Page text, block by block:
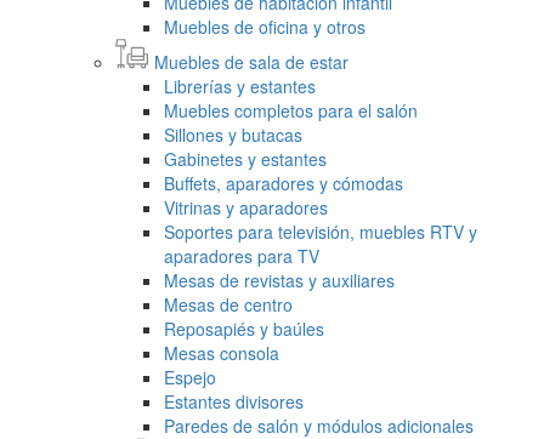
Muebles de oficina y otros
Muebles de sala de estar
Librerías y estantes
Muebles completos para el salón
Sillones y butacas
Gabinetes y estantes
Buffets, aparadores y cómodas
Vitrinas y aparadores
Soportes para televisión, muebles RTV y
aparadores para TV
Mesas de revistas y auxiliares
Mesas de centro
Reposapiés y baúles
Mesas consola
Espejo
Estantes divisores
Paredes de salón y módulos adicionales